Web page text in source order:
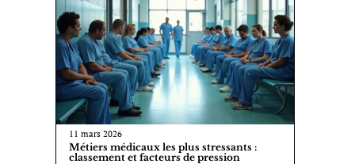
11 mars 2026
Métiers médicaux les plus stressants :
classement et facteurs de pression